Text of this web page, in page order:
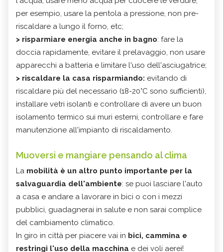
per esempio, usare la pentola a pressione, non pre-
riscaldare a lungo il forno, etc;
> risparmiare energia anche in bagno: fare la
doccia rapidamente, evitare il prelavaggio, non usare
apparecchi a batteria e limitare l'uso dell'asciugatrice;
> riscaldare la casa risparmiando: evitando di
riscaldare più del necessario (18-20°C sono sufficienti),
installare vetri isolanti e controllare di avere un buon
isolamento termico sui muri esterni, controllare e fare
manutenzione all'impianto di riscaldamento.
Muoversi e mangiare pensando al clima
La mobilità è un altro punto importante per la
salvaguardia dell'ambiente: se puoi lasciare l'auto
a casa e andare a lavorare in bici o con i mezzi
pubblici, guadagnerai in salute e non sarai complice
del cambiamento climatico.
In giro in città per piacere vai in bici, cammina e
restringi l'uso della macchina e dei voli aerei!